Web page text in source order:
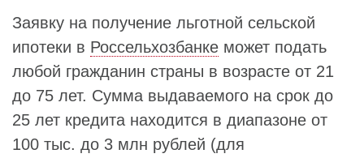
Заявку на получение льготной сельской
ипотеки в Россельхозбанке может подать
любой гражданин страны в возрасте от 21
до 75 лет. Сумма выдаваемого на срок до
25 лет кредита находится в диапазоне от
100 тыс. до 3 млн рублей (для